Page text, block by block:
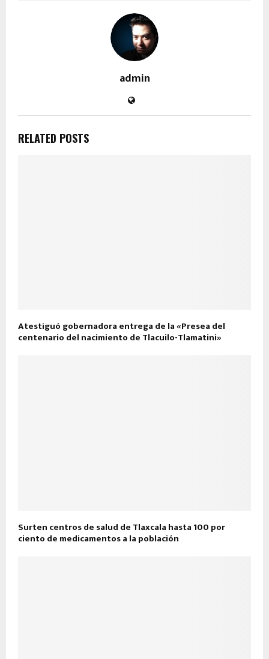
admin
RELATED POSTS
Atestiguó gobernadora entrega de la «Presea del
centenario del nacimiento de Tlacuilo-Tlamatini»
Surten centros de salud de Tlaxcala hasta 100 por
ciento de medicamentos a la población